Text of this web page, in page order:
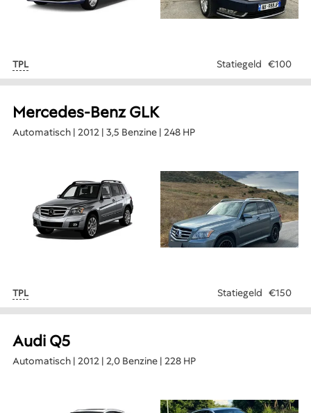
TPL Statiegeld €100
Mercedes-Benz GLK
Automatisch | 2012 | 3,5 Benzine | 248 HP
TPL Statiegeld €150
Audi Q5
Automatisch | 2012 | 2,0 Benzine | 228 HP